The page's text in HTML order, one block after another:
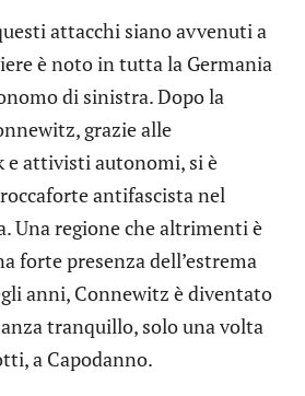
attacchi siano avvenuti a
è noto in tutta la Germania
di sinistra. Dopo la
grazie alle
e attivisti autonomi, si è
antifascista nel
Una regione che altrimenti è
forte presenza dell’estrema
anni, Connewitz è diventato
tranquillo, solo una volta
a Capodanno.